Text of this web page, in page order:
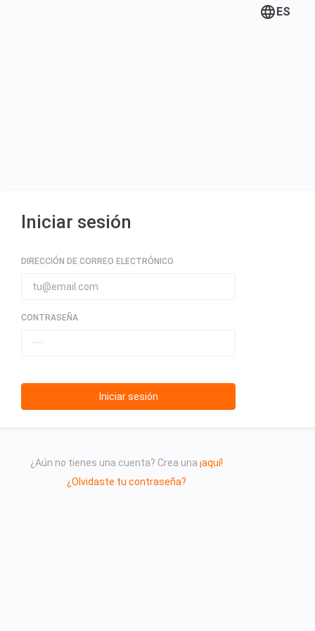
ES
Iniciar sesión
DIRECCIÓN DE CORREO ELECTRÓNICO
CONTRASEÑA
Iniciar sesión
¿Aún no tienes una cuenta? Crea una ¡aquí!
¿Olvidaste tu contraseña?